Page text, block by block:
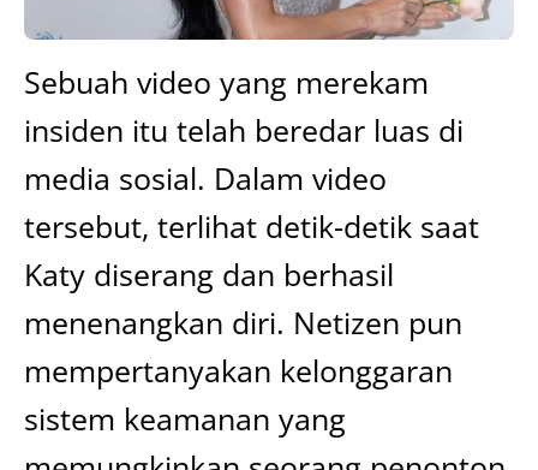
Sebuah video yang merekam
insiden itu telah beredar luas di
media sosial. Dalam video
tersebut, terlihat detik-detik saat
Katy diserang dan berhasil
menenangkan diri. Netizen pun
mempertanyakan kelonggaran
sistem keamanan yang